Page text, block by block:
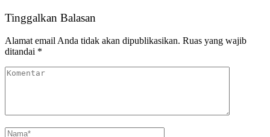
Tinggalkan Balasan
Alamat email Anda tidak akan dipublikasikan. Ruas yang wajib
ditandai *